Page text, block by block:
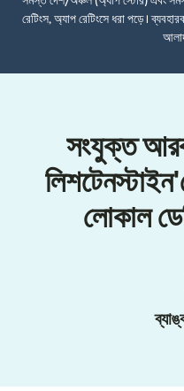
রেটিংস, অ্যাপ রেটিংসে ধরা পড়ে।
সংযুক্ত
লোকাল